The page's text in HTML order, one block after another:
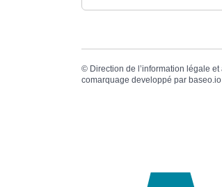
© Direction de l’information légale
comarquage developpé par baseo.io